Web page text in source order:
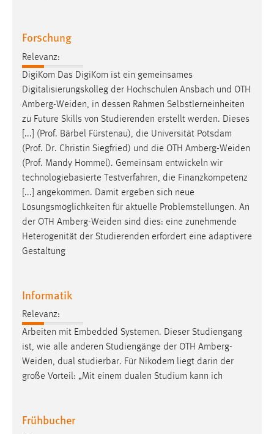
Forschung
Relevanz:
DigiKom Das DigiKom ist ein gemeinsames
Digitalisierungskolleg der Hochschulen Ansbach und OTH
Amberg-Weiden, in dessen Rahmen Selbstlerneinheiten
zu Future Skills von Studierenden erstellt werden. Dieses
[...] (Prof. Bärbel Fürstenau), die Universität Potsdam
(Prof. Dr. Christin Siegfried) und die OTH Amberg-Weiden
(Prof. Mandy Hommel). Gemeinsam entwickeln wir
technologiebasierte Testverfahren, die Finanzkompetenz
[...] angekommen. Damit ergeben sich neue
Lösungsmöglichkeiten für aktuelle Problemstellungen. An
der OTH Amberg-Weiden sind dies: eine zunehmende
Heterogenität der Studierenden erfordert eine adaptivere
Gestaltung
Informatik
Relevanz:
Arbeiten mit Embedded Systemen. Dieser Studiengang
ist, wie alle anderen Studiengänge der OTH Amberg-
Weiden, dual studierbar. Für Nikodem liegt darin der
große Vorteil: „Mit einem dualen Studium kann ich
Frühbucher